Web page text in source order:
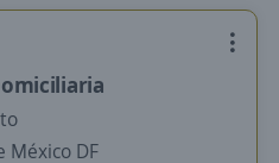
México DF